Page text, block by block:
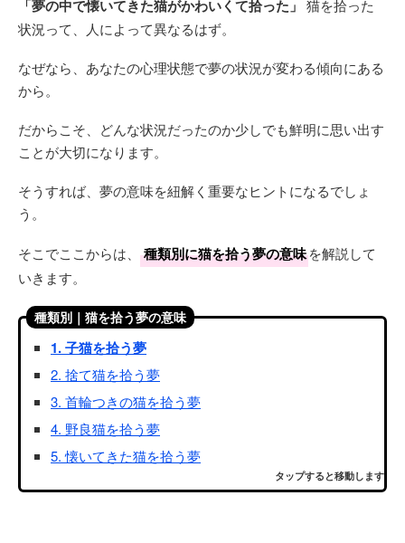
「夢の中で懐いてきた猫がかわいくて拾った」 猫を拾った
状況って、人によって異なるはず。
なぜなら、あなたの心理状態で夢の状況が変わる傾向にある
から。
だからこそ、どんな状況だったのか少しでも鮮明に思い出す
ことが大切になります。
そうすれば、夢の意味を紐解く重要なヒントになるでしょ
う。
そこでここからは、 種類別に猫を拾う夢の意味を解説して
いきます。
種類別｜猫を拾う夢の意味
1. 子猫を拾う夢
2. 捨て猫を拾う夢
3. 首輪つきの猫を拾う夢
4. 野良猫を拾う夢
5. 懐いてきた猫を拾う夢
タップすると移動します